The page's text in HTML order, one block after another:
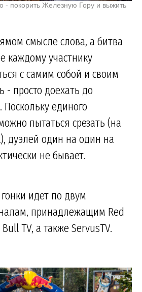
- покорить Железную Гору и выжить
смысле слова, а битва
каждому участнику
с самим собой и своим
- просто доехать до
единого
пытаться срезать (на
дуэлей один на один на
не бывает.
идет по двум
принадлежащим Red
TV, а также ServusTV.